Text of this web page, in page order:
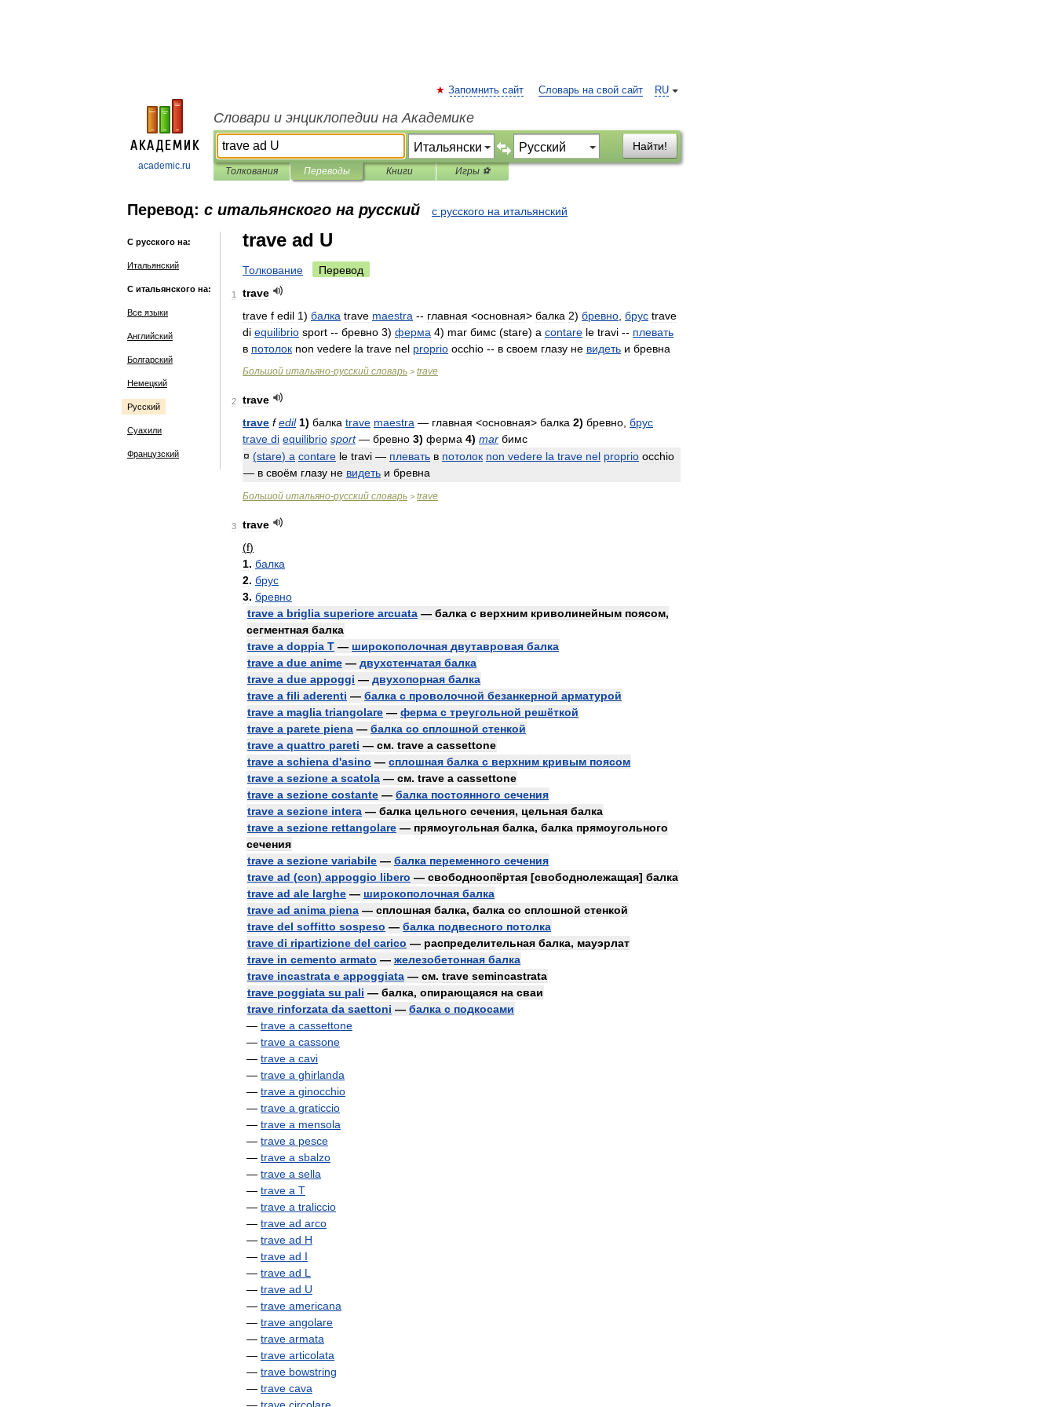
academic.ru
RU
Запомнить сайт Словарь на свой сайт
Словари и энциклопедии на Академике
Найти!
Толкования Переводы Книги Игры ⚽
Перевод: с итальянского на русский с русского на итальянский
С русского на:
Итальянский
С итальянского на:
Все языки
Английский
Болгарский
Немецкий
Русский
Суахили
Французский
trave ad U
Толкование Перевод
1
trave
trave f edil 1) балка trave maestra -- главная <основная> балка 2) бревно брус trave
di equilibrio sport -- бревно 3) ферма 4) mar бимс (stare) a contare le travi -- плевать
в потолок non vedere la trave nel proprio occhio -- в своем глазу не видеть и бревна
Большой итальяно-русский словарь > trave
2
trave
trave f edil 1) балка trave maestra — главная <основная> балка 2) бревно брус
trave di equilibrio sport — бревно 3) ферма 4) mar бимс
¤ (stare) a contare le travi — плевать в потолок non vedere la trave nel proprio occhio
— в своём глазу не видеть и бревна
Большой итальяно-русский словарь > trave
3
trave
(f)
1. балка
2. брус
3. бревно
trave a briglia superiore arcuata — балка с верхним криволинейным поясом,
сегментная балка
trave a doppia T — широкополочная двутавровая балка
trave a due anime — двухстенчатая балка
trave a due appoggi — двухопорная балка
trave a fili aderenti — балка с проволочной безанкерной арматурой
trave a maglia triangolare — ферма с треугольной решёткой
trave a parete piena — балка со сплошной стенкой
trave a quattro pareti — см. trave a cassettone
trave a schiena d'asino — сплошная балка с верхним кривым поясом
trave a sezione a scatola — см. trave a cassettone
trave a sezione costante — балка постоянного сечения
trave a sezione intera — балка цельного сечения, цельная балка
trave a sezione rettangolare — прямоугольная балка, балка прямоугольного
сечения
trave a sezione variabile — балка переменного сечения
trave ad (con) appoggio libero — свободноопёртая [свободнолежащая] балка
trave ad ale larghe — широкополочная балка
trave ad anima piena — сплошная балка, балка со сплошной стенкой
trave del soffitto sospeso — балка подвесного потолка
trave di ripartizione del carico — распределительная балка, мауэрлат
trave in cemento armato — железобетонная балка
trave incastrata e appoggiata — см. trave semincastrata
trave poggiata su pali — балка, опирающаяся на сваи
trave rinforzata da saettoni — балка с подкосами
— trave a cassettone
— trave a cassone
— trave a cavi
— trave a ghirlanda
— trave a ginocchio
— trave a graticcio
— trave a mensola
— trave a pesce
— trave a sbalzo
— trave a sella
— trave a T
— trave a traliccio
— trave ad arco
— trave ad H
— trave ad I
— trave ad L
— trave ad U
— trave americana
— trave angolare
— trave armata
— trave articolata
— trave bowstring
— trave cava